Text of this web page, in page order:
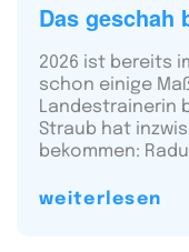
Das geschah
2026 ist bereits
schon einige
Landestrainerin
Straub hat
bekommen:
weiterlesen